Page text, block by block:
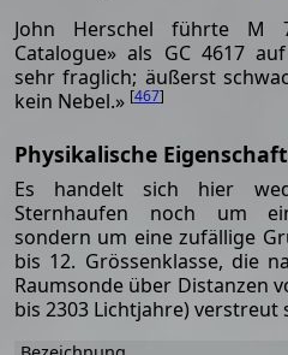
John Herschel führte M
Catalogue» als GC 4617
sehr fraglich; äußerst
kein Nebel.» [467]
Physikalische
Es handelt sich hier
Sternhaufen noch um
sondern um eine zufällige
bis 12. Grössenklasse, die
Raumsonde über Distanzen
bis 2303 Lichtjahre) verstreut